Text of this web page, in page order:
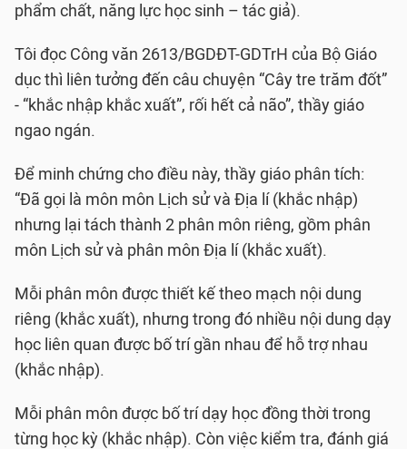
phẩm chất, năng lực học sinh – tác giả).
Tôi đọc Công văn 2613/BGDĐT-GDTrH của Bộ Giáo
dục thì liên tưởng đến câu chuyện “Cây tre trăm đốt”
- “khắc nhập khắc xuất”, rối hết cả não”, thầy giáo
ngao ngán.
Để minh chứng cho điều này, thầy giáo phân tích:
“Đã gọi là môn môn Lịch sử và Địa lí (khắc nhập)
nhưng lại tách thành 2 phân môn riêng, gồm phân
môn Lịch sử và phân môn Địa lí (khắc xuất).
Mỗi phân môn được thiết kế theo mạch nội dung
riêng (khắc xuất), nhưng trong đó nhiều nội dung dạy
học liên quan được bố trí gần nhau để hỗ trợ nhau
(khắc nhập).
Mỗi phân môn được bố trí dạy học đồng thời trong
từng học kỳ (khắc nhập). Còn việc kiểm tra, đánh giá